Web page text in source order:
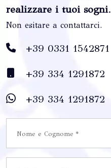
realizzare i tuoi sogni.
Non esitare a contattarci.
+39 0331 1542871
+39 334 1291872
+39 334 1291872